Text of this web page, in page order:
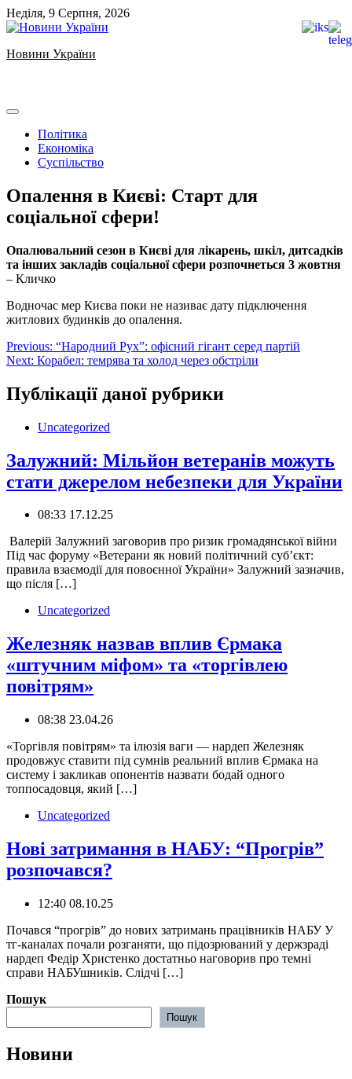
Skip
to
Неділя, 9 Серпня, 2026
Новини України
Політика
Економіка
Суспільство
Опалення в Києві: Старт для
соціальної сфери!
Опалювальний сезон в Києві для лікарень, шкіл, дитсадків
та інших закладів соціальної сфери розпочнеться 3 жовтня
– Кличко
Водночас мер Києва поки не називає дату підключення
житлових будинків до опалення.
Навігація
записів
Previous: “Народний Рух”: офісний гігант серед партій
Next: Корабел: темрява та холод через обстріли
Публікації даної рубрики
Uncategorized
Залужний: Мільйон ветеранів можуть
стати джерелом небезпеки для України
08:33 17.12.25
️ Валерій Залужний заговорив про ризик громадянської війни
Під час форуму «Ветерани як новий політичний суб’єкт:
правила взаємодії для повоєнної України» Залужний зазначив,
що після […]
Uncategorized
Железняк назвав вплив Єрмака
«штучним міфом» та «торгівлею
повітрям»
08:38 23.04.26
‍️«Торгівля повітрям» та ілюзія ваги — нардеп Железняк
продовжує ставити під сумнів реальний вплив Єрмака на
систему і закликав опонентів назвати бодай одного
топпосадовця, який […]
Uncategorized
Нові затримання в НАБУ: “Прогрів”
розпочався?
12:40 08.10.25
Почався “прогрів” до нових затримань працівників НАБУ У
тг-каналах почали розганяти, що підозрюваний у держзраді
нардеп Федір Христенко достатньо наговорив про темні
справи НАБУшників. Слідчі […]
Пошук
Пошук
Новини